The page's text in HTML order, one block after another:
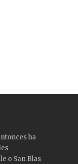
ha
o San Blas